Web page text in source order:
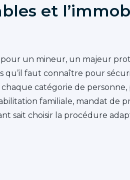
et
un mineur, un majeur
faut connaître pour
catégorie de personne,
familiale, mandat de
sait choisir la procédure